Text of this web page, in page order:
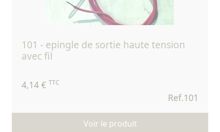
101 - epingle de sortie haute tension
avec fil
4,14 € TTC
Ref.101
Voir le produit